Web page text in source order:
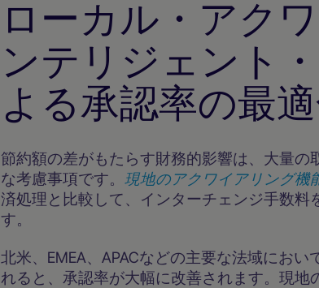
ローカル・アク
ンテリジェント
よる承認率の最
節約額の差がもたらす財務的影響は、大量
な考慮事項です。現地のアクワイアリング機
済処理と比較して、インターチェンジ手数料
す。
北米、EMEA、APACなどの主要な法域にお
れると、承認率が大幅に改善されます。現